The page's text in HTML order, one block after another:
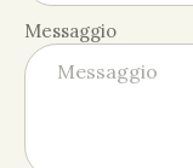
Messaggio